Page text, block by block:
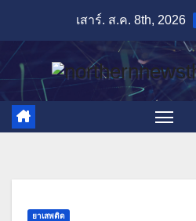
content
เสาร์. ส.ค. 8th, 2026
ยาเสพติด